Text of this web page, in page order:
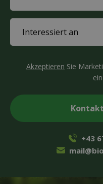
Interested
(Required)
Akzeptieren Sie
+43